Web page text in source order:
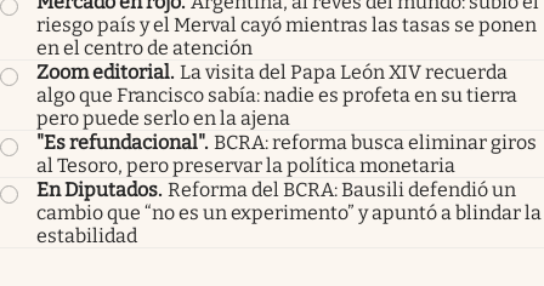
riesgo país y el Merval cayó mientras las tasas se ponen
en el centro de atención
Zoom editorial. La visita del Papa León XIV recuerda
algo que Francisco sabía: nadie es profeta en su tierra
pero puede serlo en la ajena
"Es refundacional". BCRA: reforma busca eliminar giros
al Tesoro, pero preservar la política monetaria
En Diputados. Reforma del BCRA: Bausili defendió un
cambio que “no es un experimento” y apuntó a blindar la
estabilidad